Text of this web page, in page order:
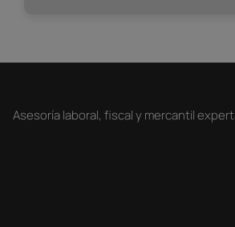
Asesoría laboral, fiscal y mercantil